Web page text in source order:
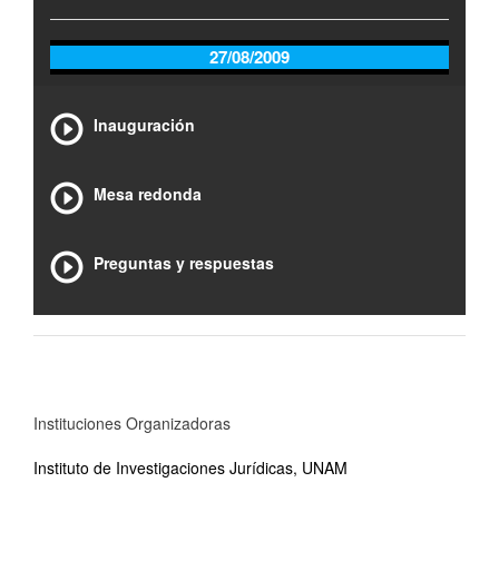
27/08/2009
Inauguración
Mesa redonda
Preguntas y respuestas
Instituciones Organizadoras
Instituto de Investigaciones Jurídicas, UNAM